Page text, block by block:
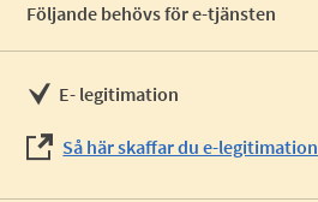
Följande behövs för e-tjänsten
E- legitimation
Så här skaffar du e-legitimation